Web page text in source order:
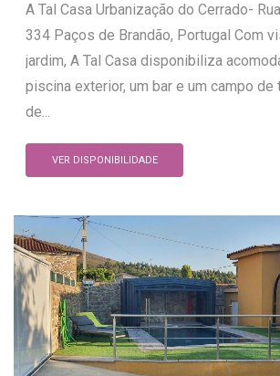
A Tal Casa Urbanização do Cerrado-
334 Paços de Brandão, Portugal Com
jardim, A Tal Casa disponibiliza
piscina exterior, um bar e um campo de
de...
VER DISPONIBILIDADE